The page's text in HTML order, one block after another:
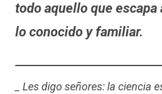
todo aquello que
lo conocido y familiar.
_ Les digo señores: la ciencia